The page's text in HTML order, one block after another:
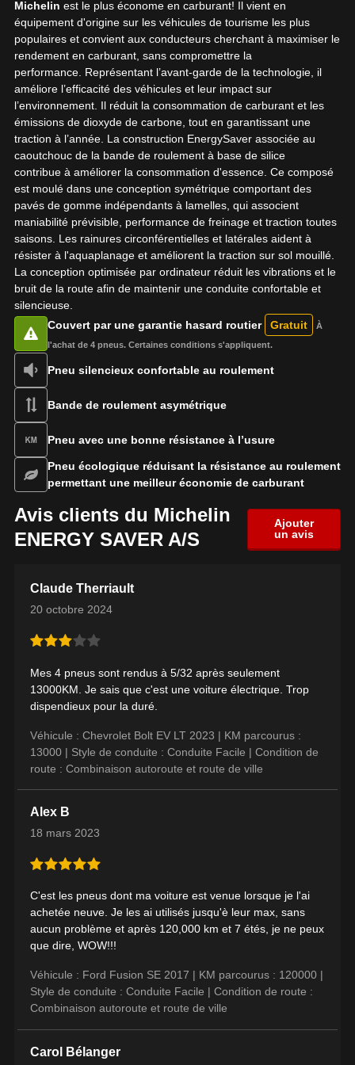
Michelin est le plus économe en carburant! Il vient en
équipement d'origine sur les véhicules de tourisme les plus
populaires et convient aux conducteurs cherchant à maximiser le
rendement en carburant, sans compromettre la
performance. Représentant l’avant-garde de la technologie, il
améliore l’efficacité des véhicules et leur impact sur
l’environnement. Il réduit la consommation de carburant et les
émissions de dioxyde de carbone, tout en garantissant une
traction à l’année. La construction EnergySaver associée au
caoutchouc de la bande de roulement à base de silice
contribue à améliorer la consommation d'essence. Ce composé
est moulé dans une conception symétrique comportant des
pavés de gomme indépendants à lamelles, qui associent
maniabilité prévisible, performance de freinage et traction toutes
saisons. Les rainures circonférentielles et latérales aident à
résister à l'aquaplanage et améliorent la traction sur sol mouillé.
La conception optimisée par ordinateur réduit les vibrations et le
bruit de la route afin de maintenir une conduite confortable et
silencieuse.
Pneu silencieux confortable au roulement
Bande de roulement asymétrique
Pneu avec une bonne résistance à l’usure
Pneu écologique réduisant la résistance au roulement
permettant une meilleur économie de carburant
Couvert par une garantie hasard routier Gratuit À
l'achat de 4 pneus. Certaines conditions s'appliquent.
Avis clients du Michelin
ENERGY SAVER A/S
Ajouter
un avis
Claude Therriault
20 octobre 2024
Mes 4 pneus sont rendus à 5/32 après seulement
13000KM. Je sais que c'est une voiture électrique. Trop
dispendieux pour la duré.
Véhicule : Chevrolet Bolt EV LT 2023 | KM parcourus :
13000 | Style de conduite : Conduite Facile | Condition de
route : Combinaison autoroute et route de ville
Alex B
18 mars 2023
C'est les pneus dont ma voiture est venue lorsque je l'ai
achetée neuve. Je les ai utilisés jusqu'è leur max, sans
aucun problème et après 120,000 km et 7 étés, je ne peux
que dire, WOW!!!
Véhicule : Ford Fusion SE 2017 | KM parcourus : 120000 |
Style de conduite : Conduite Facile | Condition de route :
Combinaison autoroute et route de ville
Carol Bélanger
AJOUTER UN AVIS
Votre avis concernant le
ENERGY SAVER A/S
Nom
Courriel
Votre véhicule
Année
Marque
Modèle
KM parcourus
Style de conduite
VOICI LES DIMENSIONS POUR VOTRE VÉHICULE